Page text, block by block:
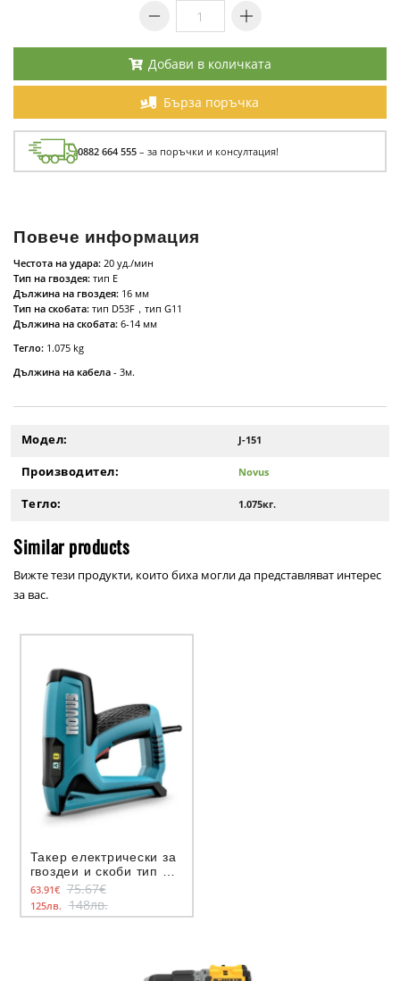
Добави в количката
Бърза поръчка
0882 664 555 – за поръчки и консултация!
Повече информация
Честота на удара: 20 уд./мин
Тип на гвоздея: тип E
Дължина на гвоздея: 16 мм
Тип на скобата: тип D53F，тип G11
Дължина на скобата: 6-14 мм
Тегло: 1.075 kg
Дължина на кабела - 3м.
Модел: J-151
Производител: Novus
Тегло: 1.075кг.
Similar products
Вижте тези продукти, които биха могли да представляват интерес
за вас.
Такер електрически за
гвоздеи и скоби тип E
16 тип A53
63.91€ 75.67€
125лв. 148лв.